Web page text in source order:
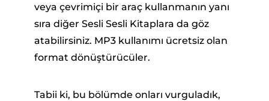
veya çevrimiçi bir araç kullanmanın yanı
sıra diğer Sesli Sesli Kitaplara da göz
atabilirsiniz. MP3 kullanımı ücretsiz olan
format dönüştürücüler.
Tabii ki, bu bölümde onları vurguladık,